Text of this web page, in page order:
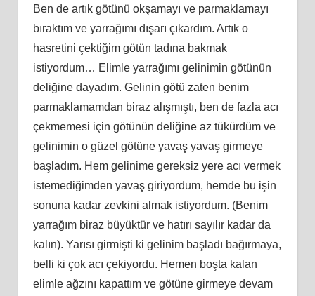
Ben de artık götünü okşamayı ve parmaklamayı
bıraktım ve yarrağımı dışarı çıkardım. Artık o
hasretini çektiğim götün tadına bakmak
istiyordum… Elimle yarrağımı gelinimin götünün
deliğine dayadım. Gelinin götü zaten benim
parmaklamamdan biraz alışmıştı, ben de fazla acı
çekmemesi için götünün deliğine az tükürdüm ve
gelinimin o güzel götüne yavaş yavaş girmeye
başladım. Hem gelinime gereksiz yere acı vermek
istemediğimden yavaş giriyordum, hemde bu işin
sonuna kadar zevkini almak istiyordum. (Benim
yarrağım biraz büyüktür ve hatırı sayılır kadar da
kalın). Yarısı girmişti ki gelinim başladı bağırmaya,
belli ki çok acı çekiyordu. Hemen boşta kalan
elimle ağzını kapattım ve götüne girmeye devam